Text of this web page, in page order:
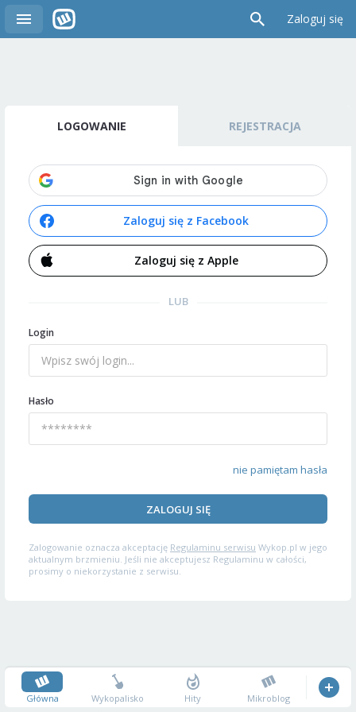
Zaloguj się
LOGOWANIE REJESTRACJA
Zaloguj się z Facebook
Zaloguj się z Apple
LUB
Login
Hasło
nie pamiętam hasła
ZALOGUJ SIĘ
Zalogowanie oznacza akceptację Regulaminu serwisu Wykop.pl w jego
aktualnym brzmieniu. Jeśli nie akceptujesz Regulaminu w całości,
prosimy o niekorzystanie z serwisu.
Główna Wykopalisko Hity Mikroblog